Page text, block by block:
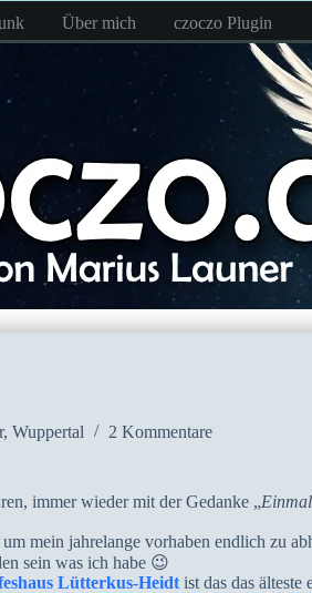
Über mich czoczo Plugin
, Wuppertal 2 Kommentare
immer wieder mit der Gedanke „
mein jahrelange vorhaben endlich zu
sein was ich habe 😉
Lütterkus-Heidtist das das älteste